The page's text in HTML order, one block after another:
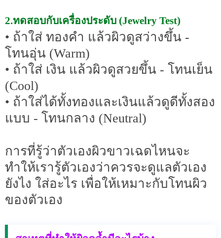
2.ทดสอบกับเครื่องประดับ (Jewelry Test)
• ถ้าใส่ ทองคำ แล้วผิวดูสว่างขึ้น -
โทนอุ่น (Warm)
• ถ้าใส่ เงิน แล้วผิวดูสวยขึ้น - โทนเย็น
(Cool)
• ถ้าใส่ได้ทั้งทองและเงินแล้วดูดีทั้งสอง
แบบ - โทนกลาง (Neutral)
การที่รู้ว่าตัวเองผิวขาวเฉดไหนจะ
ทำให้เรารู้ตัวเองว่าควรจะดูแลตัวเอง
ยังไง ใส่อะไร เพื่อให้เหมาะกับโทนผิว
ของตัวเอง